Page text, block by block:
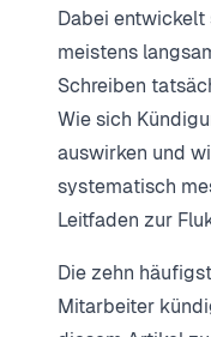
Dabei
meistens
Schreiben
Wie sich
auswirken und
systematisch
Leitfaden zur
Die zehn
Mitarbeiter